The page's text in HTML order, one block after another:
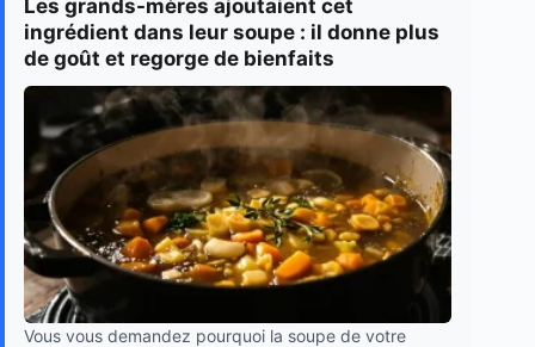
Les grands-mères ajoutaient cet
ingrédient dans leur soupe : il donne plus
de goût et regorge de bienfaits
Vous vous demandez pourquoi la soupe de votre